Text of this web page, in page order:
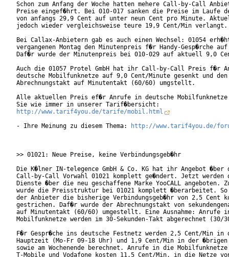
Schon zum Anfang der Woche hatten mehere Call-by-Call
Preise eingef�hrt. Bei 010-017 sanken die Preise im Laufe
von anfangs 29,9 Cent auf unter neun Cent pro Minute.
jedoch wieder vergleichsweise teure 19,9 Cent/Min verlangt.
Bei Callax-Anbietern gab es auch einen Wechsel: 01054
vergangenen Montag den Minutenpreis f�r Handy-Gesp�rche
Daf�r wurde der Minutenpreis bei 010-029 auf aktuell 9,0
Auch die 01057 Protel GmbH hat ihr Call-by-Call Preis f�r
deutsche Mobilfunknetze auf 9,0 Cent/Minute gesenkt und den
Abrechnungstakt auf Minutentakt (60/60) umgstellt.
Alle aktuellen Preis ef�r Anrufe in deutsche
http://www.tarif4you.de/tarife/mobil.html
- Ihre Meinung zu diesem Thema:
http://www.tarif4you.de/
>> 01021: Neue Preise, keine Verbindungsgeb�hr
Die K�lner IN-telegence GmbH & Co. KG hat ihr Angebot �ber
Call-by-Call Vorwahl 01021 komplett ge�ndert. Jetzt werden
Dienste �ber die neu geschaffene Marke YooCALL angeboten.
wurde die Preisstruktur bei 01021 komplett �berarbeitet.
der Anbieter die bisherige Verbindungsgeb�hr von 2,5 Cent
gestrichen. Daf�r wurde der Abrechnungstakt von
auf Minutentakt (60/60) umgestellt. Eine Ausnahme: Anrufe
Mobilfunknetze werden im 30-Sekunden-Takt
F�r Gespr�che ins deutsche Festnetz werden 2,5 Cent/Min in
Hauptzeit (Mo-Fr 09-18 Uhr) und 1,9 Cent/Min in der
sowie am Wochenende berechnet. Anrufe in die Mobilfunknetze
T-Mobile und Vodafone kosten 11,5 Cent/Min, in die Netze